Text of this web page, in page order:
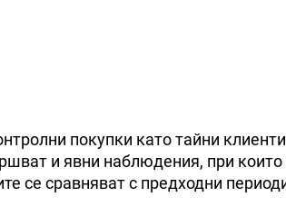
покупки като тайни
и явни наблюдения, при
се сравняват с предходни